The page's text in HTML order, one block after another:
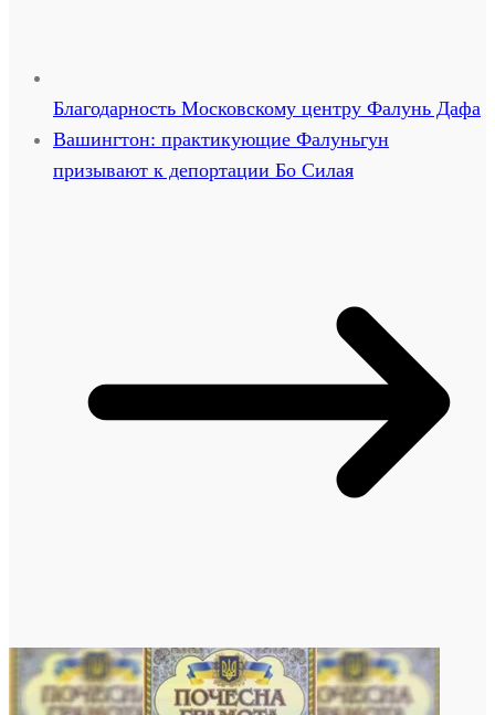
Благодарность Московскому центру Фалунь Дафа
Вашингтон: практикующие Фалуньгун
призывают к депортации Бо Силая